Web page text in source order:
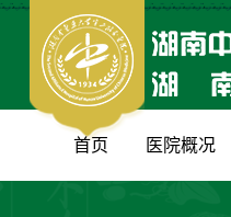
首页 医院概况